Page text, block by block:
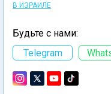
В ИЗРАИЛЕ
Будьте с нами:
Telegram